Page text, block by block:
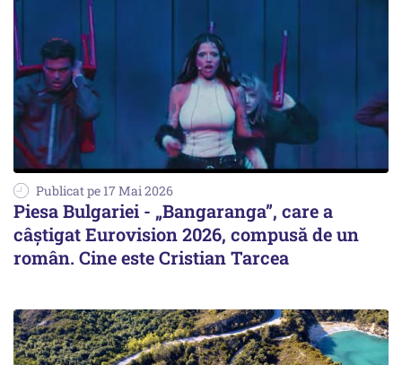
Publicat pe 17 Mai 2026
Piesa Bulgariei - „Bangaranga”, care a
câștigat Eurovision 2026, compusă de un
român. Cine este Cristian Tarcea